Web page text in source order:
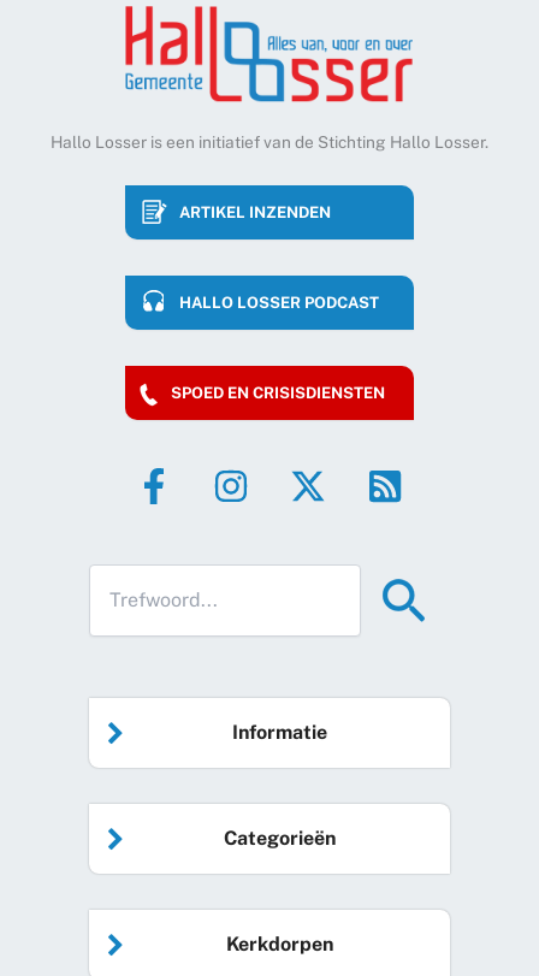
Hallo Losser is een initiatief van de Stichting Hallo Losser.
ARTIKEL INZENDEN
HALLO LOSSER PODCAST
SPOED EN CRISISDIENSTEN
Informatie
Home
Agenda
Categorieën
Algemeen nieuws
Kerkdorpen